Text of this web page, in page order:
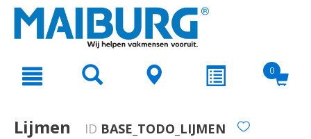
text.skipToNavigation
0
Lijmen ID BASE_TODO_LIJMEN